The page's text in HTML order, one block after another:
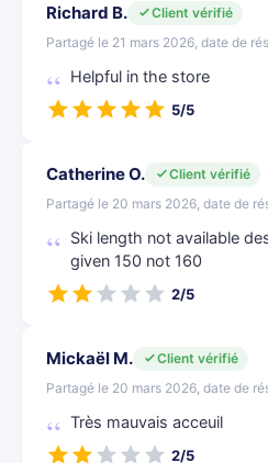
Richard B.
Client vérifié
Partagé le 21 mars 2026, date de
Helpful in the store
5/5
Catherine O.
Client vérifié
Partagé le 20 mars 2026, date de
Ski length not available
given 150 not 160
2/5
Mickaël M.
Client vérifié
Partagé le 20 mars 2026, date de
Très mauvais acceuil
2/5